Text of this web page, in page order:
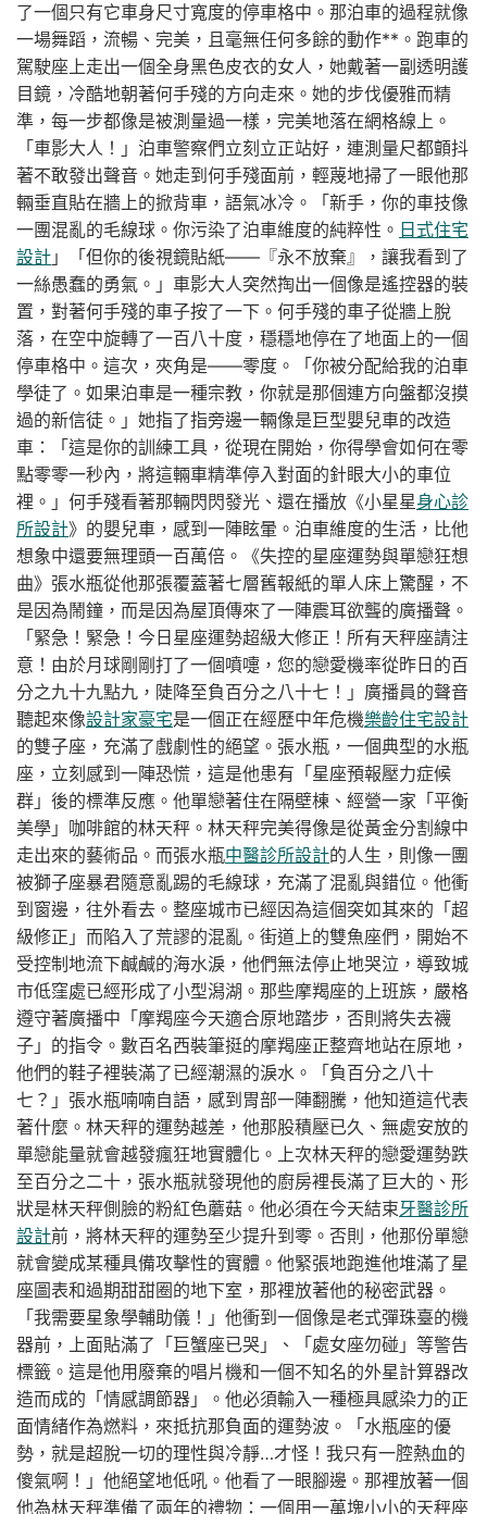
了一個只有它車身尺寸寬度的停車格中。那泊車的過程就像
一場舞蹈，流暢、完美，且毫無任何多餘的動作**。跑車的
駕駛座上走出一個全身黑色皮衣的女人，她戴著一副透明護
目鏡，冷酷地朝著何手殘的方向走來。她的步伐優雅而精
準，每一步都像是被測量過一樣，完美地落在網格線上。
「車影大人！」泊車警察們立刻立正站好，連測量尺都顫抖
著不敢發出聲音。她走到何手殘面前，輕蔑地掃了一眼他那
輛垂直貼在牆上的掀背車，語氣冰冷。「新手，你的車技像
一團混亂的毛線球。你污染了泊車維度的純粹性。 日式住宅
設計 」「但你的後視鏡貼紙——『永不放棄』，讓我看到了
一絲愚蠢的勇氣。」車影大人突然掏出一個像是遙控器的裝
置，對著何手殘的車子按了一下。何手殘的車子從牆上脫
落，在空中旋轉了一百八十度，穩穩地停在了地面上的一個
停車格中。這次，夾角是——零度。「你被分配給我的泊車
學徒了。如果泊車是一種宗教，你就是那個連方向盤都沒摸
過的新信徒。」她指了指旁邊一輛像是巨型嬰兒車的改造
車：「這是你的訓練工具，從現在開始，你得學會如何在零
點零零一秒內，將這輛車精準停入對面的針眼大小的車位
裡。」何手殘看著那輛閃閃發光、還在播放《小星星身心診
所設計》的嬰兒車，感到一陣眩暈。泊車維度的生活，比他
想象中還要無理頭一百萬倍。《失控的星座運勢與單戀狂想
曲》張水瓶從他那張覆蓋著七層舊報紙的單人床上驚醒，不
是因為鬧鐘，而是因為屋頂傳來了一陣震耳欲聾的廣播聲。
「緊急！緊急！今日星座運勢超級大修正！所有天秤座請注
意！由於月球剛剛打了一個噴嚏，您的戀愛機率從昨日的百
分之九十九點九，陡降至負百分之八十七！」廣播員的聲音
聽起來像設計家豪宅是一個正在經歷中年危機樂齡住宅設計
的雙子座，充滿了戲劇性的絕望。張水瓶，一個典型的水瓶
座，立刻感到一陣恐慌，這是他患有「星座預報壓力症候
群」後的標準反應。他單戀著住在隔壁棟、經營一家「平衡
美學」咖啡館的林天秤。林天秤完美得像是從黃金分割線中
走出來的藝術品。而張水瓶中醫診所設計的人生，則像一團
被獅子座暴君隨意亂踢的毛線球，充滿了混亂與錯位。他衝
到窗邊，往外看去。整座城市已經因為這個突如其來的「超
級修正」而陷入了荒謬的混亂。街道上的雙魚座們，開始不
受控制地流下鹹鹹的海水淚，他們無法停止地哭泣，導致城
市低窪處已經形成了小型潟湖。那些摩羯座的上班族，嚴格
遵守著廣播中「摩羯座今天適合原地踏步，否則將失去襪
子」的指令。數百名西裝筆挺的摩羯座正整齊地站在原地，
他們的鞋子裡裝滿了已經潮濕的淚水。「負百分之八十
七？」張水瓶喃喃自語，感到胃部一陣翻騰，他知道這代表
著什麼。林天秤的運勢越差，他那股積壓已久、無處安放的
單戀能量就會越發瘋狂地實體化。上次林天秤的戀愛運勢跌
至百分之二十，張水瓶就發現他的廚房裡長滿了巨大的、形
狀是林天秤側臉的粉紅色蘑菇。他必須在今天結束牙醫診所
設計前，將林天秤的運勢至少提升到零。否則，他那份單戀
就會變成某種具備攻擊性的實體。他緊張地跑進他堆滿了星
座圖表和過期甜甜圈的地下室，那裡放著他的秘密武器。
「我需要星象學輔助儀！」他衝到一個像是老式彈珠臺的機
器前，上面貼滿了「巨蟹座已哭」、「處女座勿碰」等警告
標籤。這是他用廢棄的唱片機和一個不知名的外星計算器改
造而成的「情感調節器」。他必須輸入一種極具感染力的正
面情緒作為燃料，來抵抗那負面的運勢波。「水瓶座的優
勢，就是超脫一切的理性與冷靜…才怪！我只有一腔熱血的
傻氣啊！」他絕望地低吼。他看了一眼腳邊。那裡放著一個
他為林天秤準備了兩年的禮物：一個用一萬塊小小的天秤座